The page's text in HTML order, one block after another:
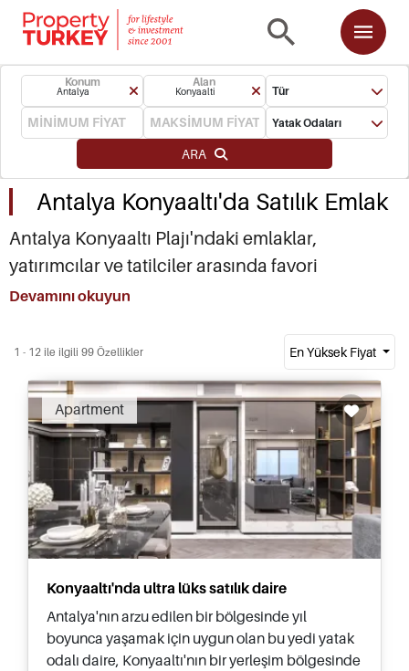
Konum
Antalya
Alan
Konyaalti Tür
Yatak Odaları
ARA
Antalya Konyaaltı'da Satılık Emlak
Antalya Konyaaltı Plajı'ndaki emlaklar,
yatırımcılar ve tatilciler arasında favori
konumdadır. Konyaaltı Plajı'ndaki yeni yapım
yolculuk mesafesinde yer alır; bu da onları
sermaye kazancı ve yıl boyunca kira geliri
arayan kiralık yatırımcılar için ideal kılar. Lara
Plajı bölgesiyle birlikte, Konyaaltı plajı sadece
Antalya'da değil, Türkiye'nin Akdeniz kıyısında
mülk almak için en çok arzu edilen yerlerden
biridir. Cazibesini anlamak zor değildir.
Devamını okuyun
1 - 12 ile ilgili 99 Özellikler En Yüksek Fiyat
Apartment
Konyaaltı'nda ultra lüks satılık daire
Antalya'nın arzu edilen bir bölgesinde yıl
boyunca yaşamak için uygun olan bu yedi yatak
odalı daire, Konyaaltı'nın bir yerleşim bölgesinde